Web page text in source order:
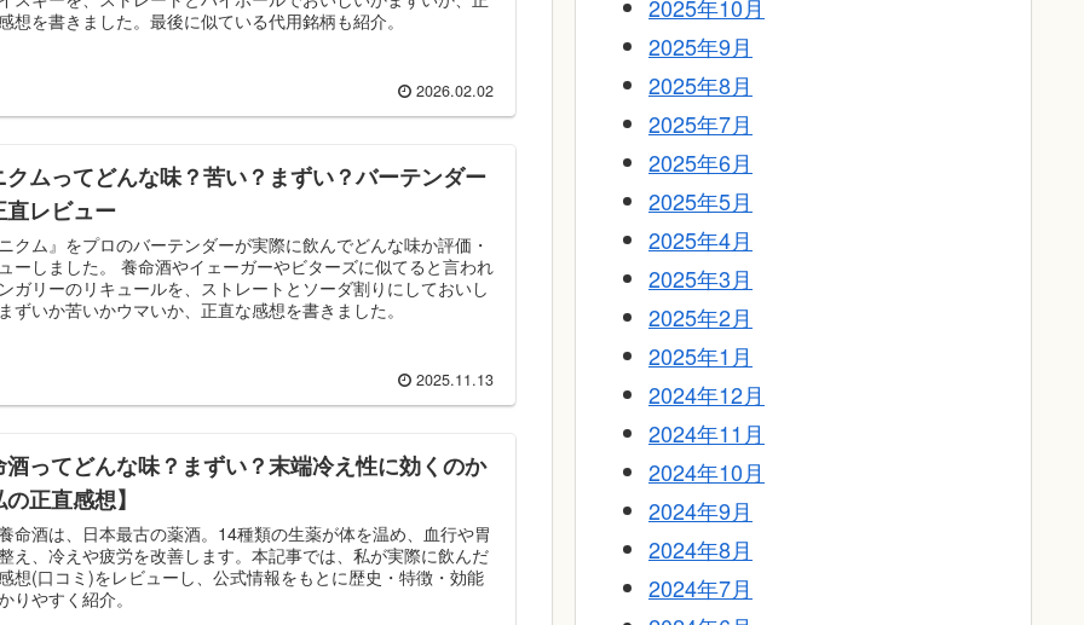
想を書きました。最後に似ている代用銘柄も紹介。
2026.02.02
クムってどんな味？苦い？まずい？バーテンダー
直レビュー
クム』をプロのバーテンダーが実際に飲んでどんな味か評価・
ーしました。 養命酒やイェーガーやビターズに似てると言われ
ガリーのリキュールを、ストレートとソーダ割りにしておいし
ずいか苦いかウマいか、正直な感想を書きました。
2025.11.13
酒ってどんな味？まずい？末端冷え性に効くのか
正直感想】
命酒は、日本最古の薬酒。14種類の生薬が体を温め、血行や胃
え、冷えや疲労を改善します。本記事では、私が実際に飲んだ
想(口コミ)をレビューし、公式情報をもとに歴史・特徴・効能
りやすく紹介。
2025年10月
2025年9月
2025年8月
2025年7月
2025年6月
2025年5月
2025年4月
2025年3月
2025年2月
2025年1月
2024年12月
2024年11月
2024年10月
2024年9月
2024年8月
2024年7月